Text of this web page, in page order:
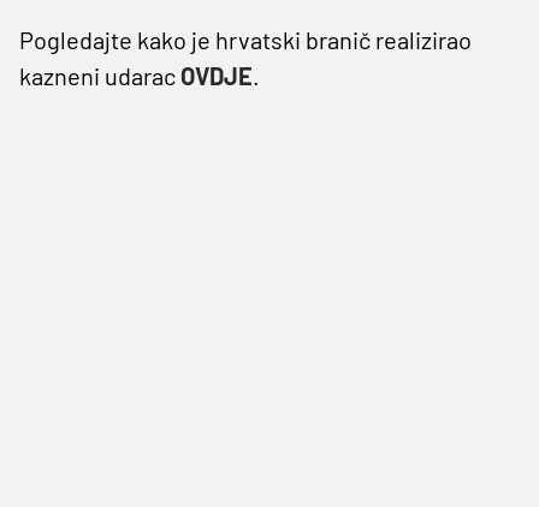
Pogledajte kako je hrvatski branič realizirao
kazneni udarac OVDJE.